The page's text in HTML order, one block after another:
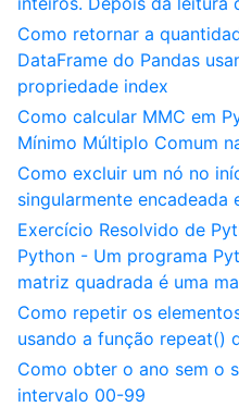
Como retornar a
DataFrame do Pandas
propriedade index
Como calcular MMC em
Mínimo Múltiplo Comum
Como excluir um nó no
singularmente encadeada
Exercício Resolvido de
Python - Um programa
matriz quadrada é uma
Como repetir os
usando a função repeat()
Como obter o ano sem o
intervalo 00-99